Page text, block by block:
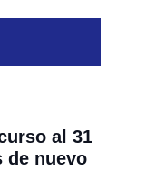
al 31
de nuevo